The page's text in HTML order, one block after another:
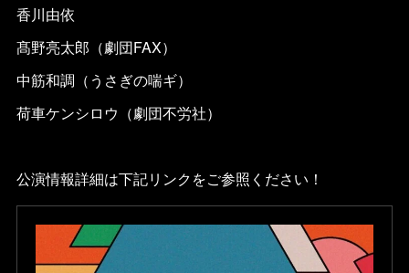
香川由依
髙野亮太郎（劇団FAX）
中筋和調（うさぎの喘ギ）
荷車ケンシロウ（劇団不労社）
公演情報詳細は下記リンクをご参照ください！